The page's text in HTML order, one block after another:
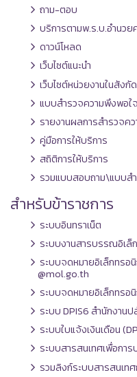
ถาม-ตอบ
บริการตามพ.ร.บ.อำนวย
ดาวน์โหลด
เว็บไซต์แนะนำ
เว็บไซต์หน่วยงานในสังกัด
แบบสำรวจความพึงพอใ
รายงานผลการสำรวจค
คู่มือการให้บริการ
สถิติการให้บริการ
รวมแบบสอบถาม\แบบส
สำหรับข้าราชการ
ระบบอินทราเน็ต
ระบบงานสารบรรณอิเ
ระบบจดหมายอิเล็กทรอ
@mol.go.th
ระบบจดหมายอิเล็กทรอ
ระบบ DPIS6 สำนักงาน
ระบบใบแจ้งเงินเดือน
ระบบสารสนเทศเพื่อกา
รวมลิงก์ระบบสารสนเท